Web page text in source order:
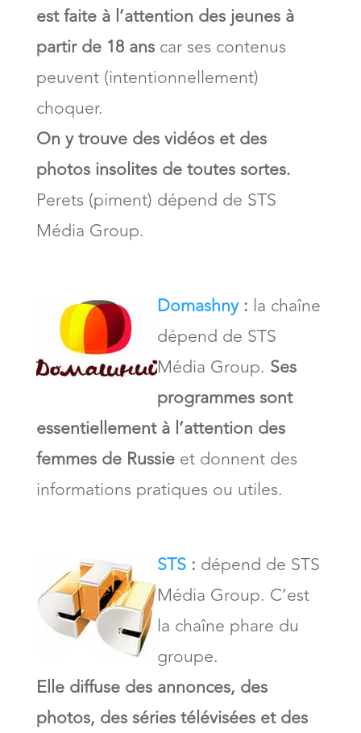
est faite à l’attention des jeunes à
partir de 18 anscar ses contenus
peuvent (intentionnellement)
choquer.
On y trouve des vidéos et des
photos insolites de toutes sortes.
Perets (piment) dépend de STS
Média Group.
Domashny: la chaîne
dépend de STS
Média Group. Ses
programmes sont
essentiellement à l’attention des
femmes de Russieet donnent des
informations pratiques ou utiles.
STS: dépend de STS
Média Group. C’est
la chaîne phare du
groupe.
Elle diffuse des annonces, des
photos, des séries télévisées et des